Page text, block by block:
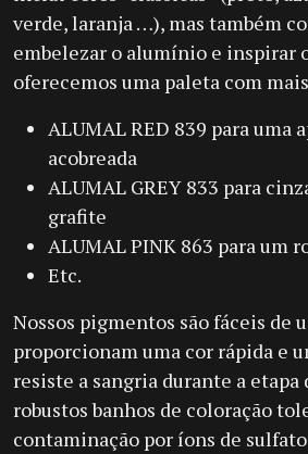
verde, laranja …), mas também
embelezar o alumínio e inspirar
oferecemos uma paleta com
ALUMAL RED 839 para uma
acobreada
ALUMAL GREY 833 para
grafite
ALUMAL PINK 863 para um
Etc.
Nossos pigmentos são fáceis de
proporcionam uma cor rápida e
resiste a sangria durante a etapa
robustos banhos de coloração
contaminação por íons de